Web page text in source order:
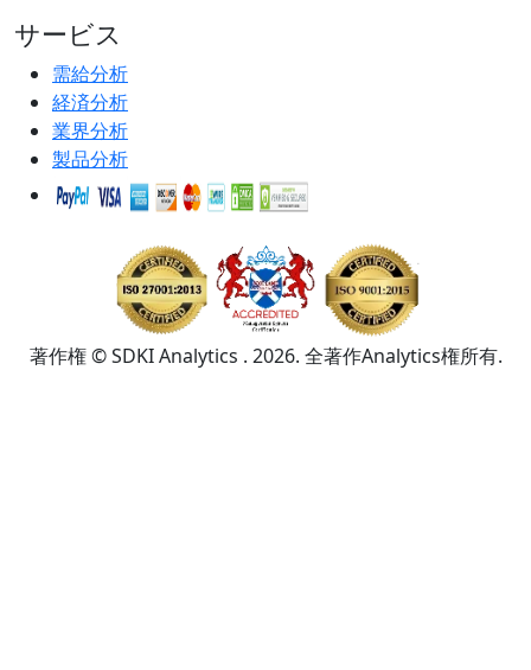
サービス
需給分析
経済分析
業界分析
製品分析
著作権 © SDKI Analytics . 2026. 全著作Analytics権所有.